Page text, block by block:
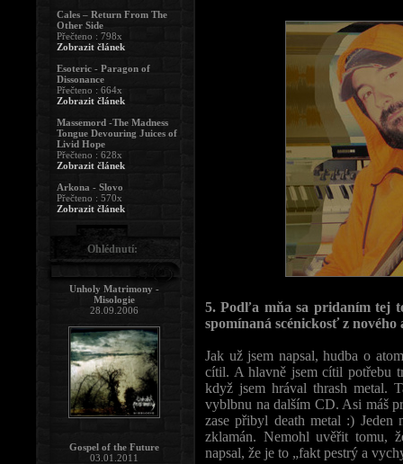
5. Podľa mňa sa pridaním tej
spomínaná scénickosť z
Jak už jsem napsal, hudba o
cítil. A hlavně jsem cítil potřebu
když jsem hrával thrash metal.
vyblbnu na dalším CD. Asi máš
zase přibyl death metal :)
zklamán. Nemohl uvěřit tomu,
napsal, že je to „fakt pestrý a
Cales – Return From The
Other Side
Přečteno : 798x
Zobrazit článek
Esoteric - Paragon of
Dissonance
Přečteno : 664x
Zobrazit článek
Massemord -The Madness
Tongue Devouring Juices of
Livid Hope
Přečteno : 628x
Zobrazit článek
Arkona - Slovo
Přečteno : 570x
Zobrazit článek
Ohlédnutí:
Unholy Matrimony -
Misologie
28.09.2006
Gospel of the Future
03.01.2011